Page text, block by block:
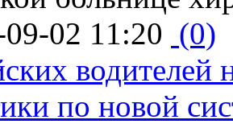
02 11:20 (0)
водителей
по новой